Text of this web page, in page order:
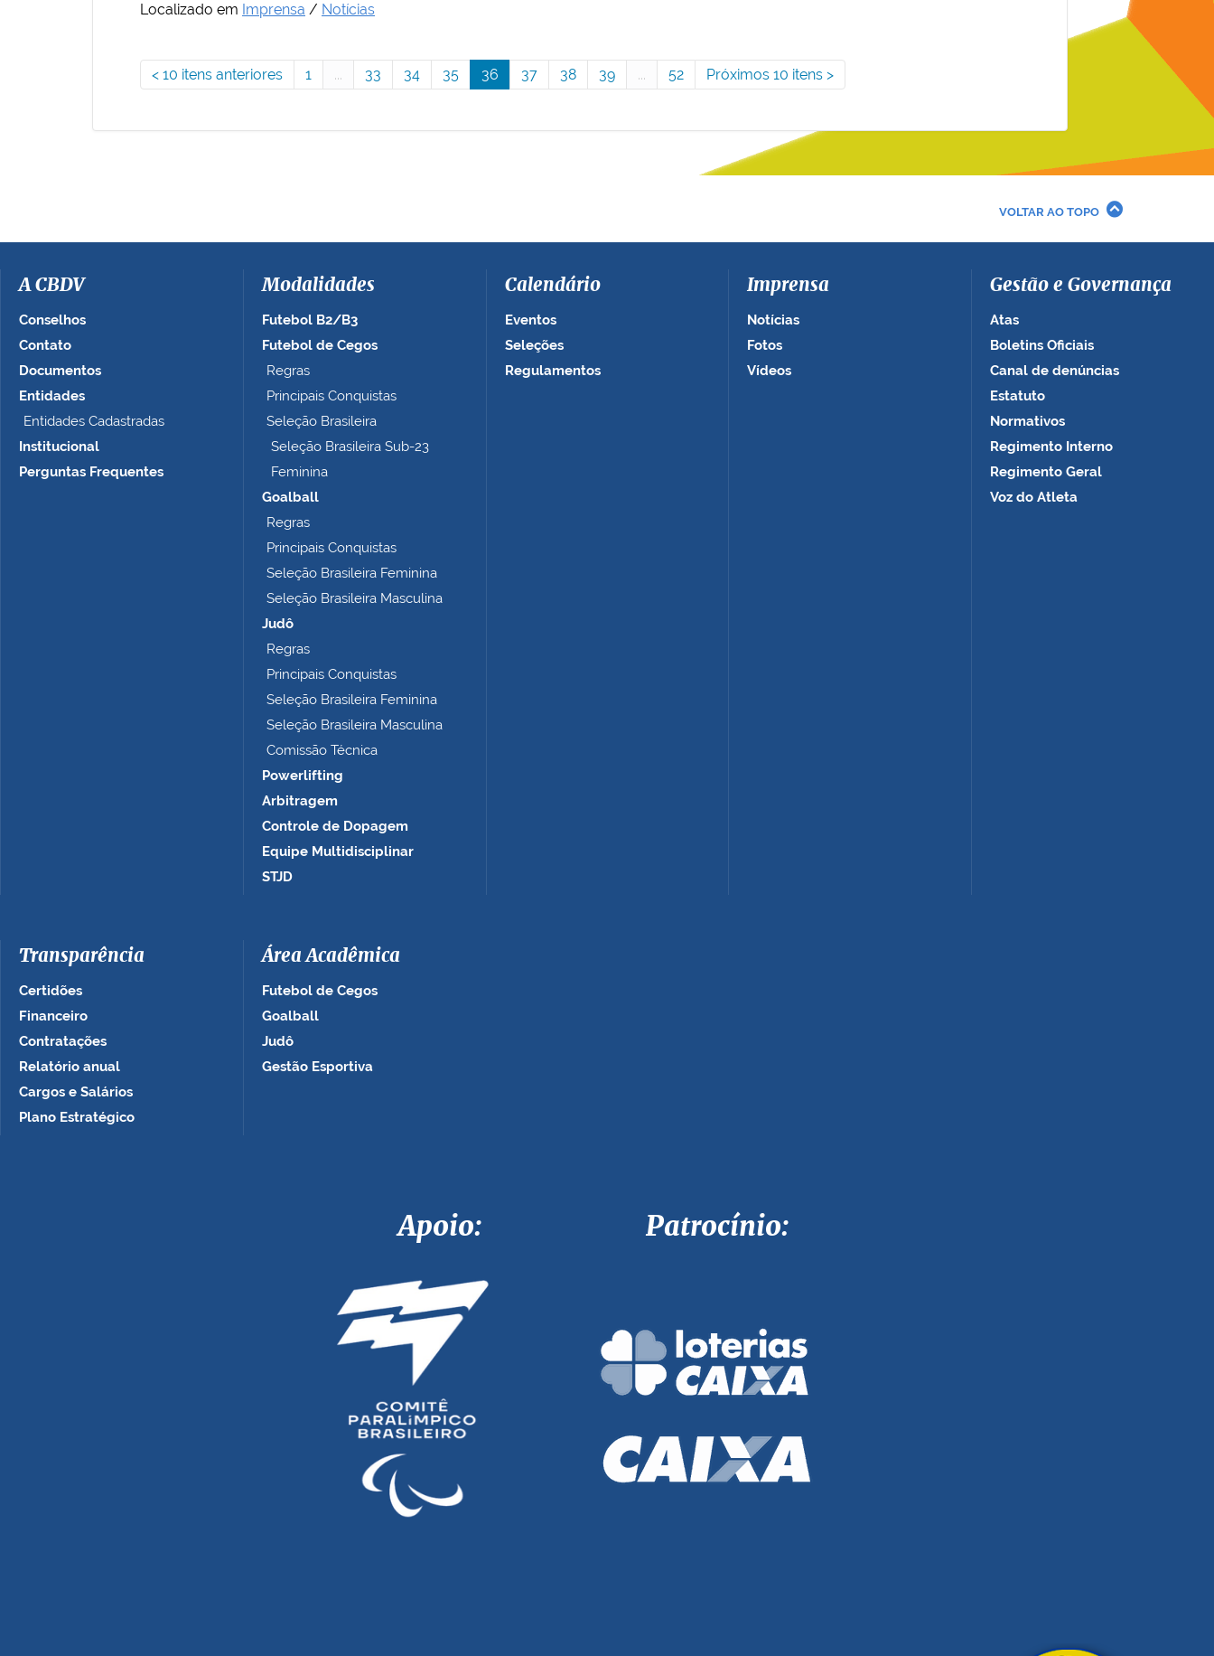
Localizado em Imprensa / Notícias
10 itens anteriores 1 ... 33 34 35 36 37 38 39 ... 52 Próximos 10 itens
VOLTAR AO TOPO
A CBDV
Conselhos
Contato
Documentos
Entidades
Entidades Cadastradas
Institucional
Perguntas Frequentes
Modalidades
Futebol B2/B3
Futebol de Cegos
Regras
Principais Conquistas
Seleção Brasileira
Seleção Brasileira Sub-23
Feminina
Goalball
Regras
Principais Conquistas
Seleção Brasileira Feminina
Seleção Brasileira Masculina
Judô
Regras
Principais Conquistas
Seleção Brasileira Feminina
Seleção Brasileira Masculina
Comissão Técnica
Powerlifting
Arbitragem
Controle de Dopagem
Equipe Multidisciplinar
STJD
Calendário
Eventos
Seleções
Regulamentos
Imprensa
Notícias
Fotos
Vídeos
Gestão e Governança
Atas
Boletins Oficiais
Canal de denúncias
Estatuto
Normativos
Regimento Interno
Regimento Geral
Voz do Atleta
Transparência
Certidões
Financeiro
Contratações
Relatório anual
Cargos e Salários
Plano Estratégico
Área Acadêmica
Futebol de Cegos
Goalball
Judô
Gestão Esportiva
Apoio: Patrocínio: